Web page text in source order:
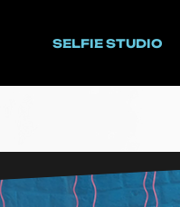
SELFIE STUDIO